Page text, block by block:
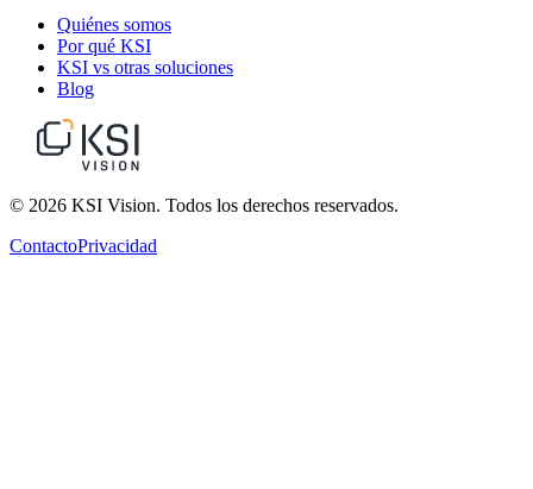
Quiénes somos
Por qué KSI
KSI vs otras soluciones
Blog
© 2026 KSI Vision. Todos los derechos reservados.
ContactoPrivacidad